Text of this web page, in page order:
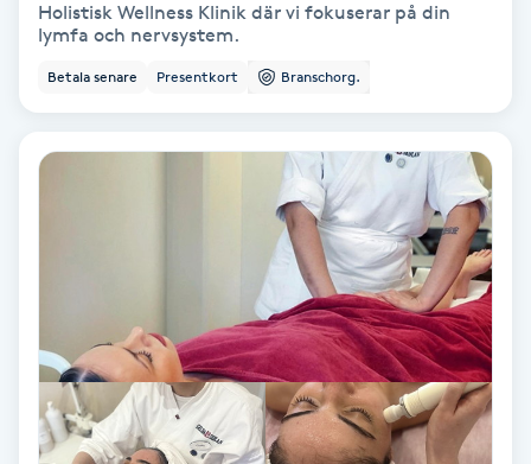
Herrklippning
HIFU
Hollywood Peel
Hudföryngring
Huduppstramning
Holistisk Wellness Klinik där vi fokuserar på din
lymfa och nervsystem.
Betala senare Presentkort Branschorg.